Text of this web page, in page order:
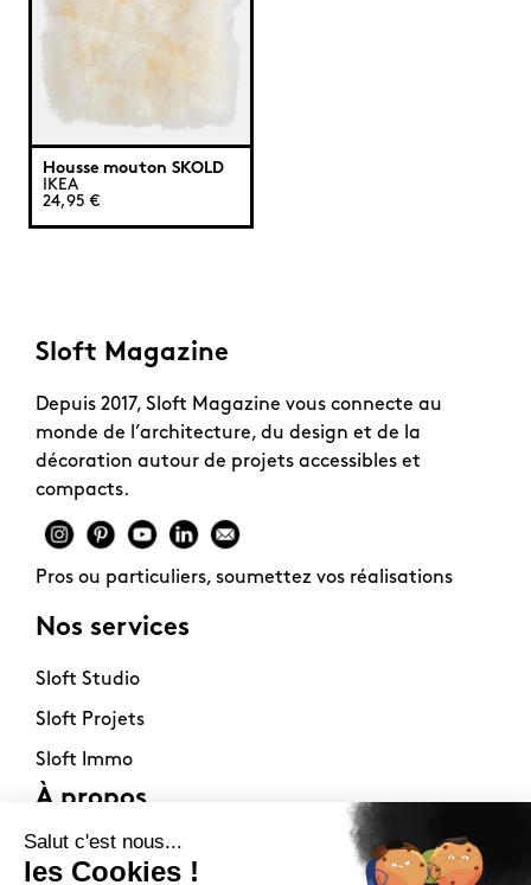
Housse mouton SKOLD
IKEA
24,95 €
Sloft Magazine
Depuis 2017, Sloft Magazine vous connecte au
monde de l’architecture, du design et de la
décoration autour de projets accessibles et
compacts.
Pros ou particuliers, soumettez vos réalisations
Nos services
Sloft Studio
Sloft Projets
Sloft Immo
À propos
Contact